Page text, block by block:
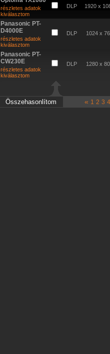
részletes adatok
kiválasztom
DLP 1920 x
Panasonic PT-
D4000E
részletes adatok
kiválasztom
DLP 1024 x
Panasonic PT-
CW230E
részletes adatok
kiválasztom
DLP 1280 x
« 1 2 3 4